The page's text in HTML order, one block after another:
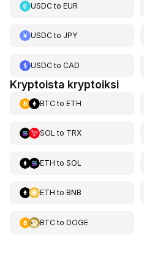
USDCto EUR
USDCto JPY
USDCto CAD
Kryptoista kryptoiksi
BTCto ETH
SOL to TRX
ETH to SOL
ETH to BNB
BTCto DOGE